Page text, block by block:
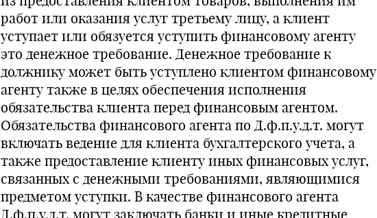
работ или оказания услуг третьему лицу, а клиент
уступает или обязуется уступить финансовому агенту
это денежное требование. Денежное требование к
должнику может быть уступлено клиентом финансовому
агенту также в целях обеспечения исполнения
обязательства клиента перед финансовым агентом.
Обязательства финансового агента по Д.ф.п.у.д.т. могут
включать ведение для клиента бухгалтерского учета, а
также предоставление клиенту иных финансовых услуг,
связанных с денежными требованиями, являющимися
предметом уступки. В качестве финансового агента
Д.ф.п.у.д.т. могут заключать банки и иные кредитные